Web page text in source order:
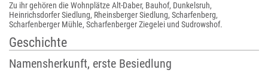
Zu ihr gehören die Wohnplätze Alt-Daber, Bauhof, Dunkelsruh,
Heinrichsdorfer Siedlung, Rheinsberger Siedlung, Scharfenberg,
Scharfenberger Mühle, Scharfenberger Ziegelei und Sudrowshof.
Geschichte
Namensherkunft, erste Besiedlung